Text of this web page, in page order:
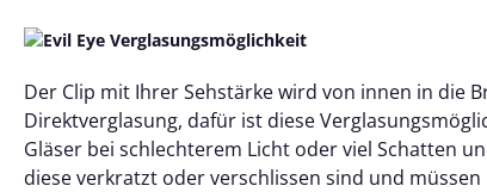
Der Clip mit Ihrer Sehstärke wird von innen in die
Direktverglasung, dafür ist diese
Gläser bei schlechterem Licht oder viel Schatten
dieseverkratzt oder verschlissen sind und